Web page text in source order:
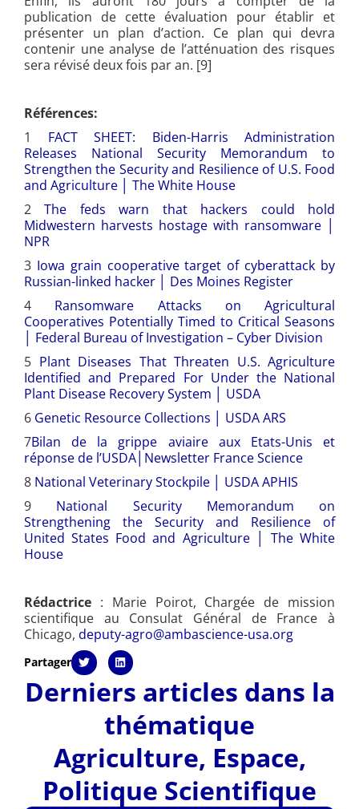
publication de cette évaluation pour établir et
présenter un plan d’action. Ce plan qui devra
contenir une analyse de l’atténuation des risques
sera révisé deux fois par an. [9]
Références:
1 FACT SHEET: Biden-Harris Administration
Releases National Security Memorandum to
Strengthen the Security and Resilience of U.S. Food
and Agriculture │ The White House
2The feds warn that hackers could hold
Midwestern harvests hostage with ransomware │
NPR
3 Iowa grain cooperative target of cyberattack by
Russian-linked hacker │ Des Moines Register
4 Ransomware Attacks on Agricultural
Cooperatives Potentially Timed to Critical Seasons
│ Federal Bureau of Investigation – Cyber Division
5 Plant Diseases That Threaten U.S. Agriculture
Identified and Prepared For Under the National
Plant Disease Recovery System │ USDA
6 Genetic Resource Collections │ USDA ARS
7Bilan de la grippe aviaire aux Etats-Unis et
réponse de l’USDA│Newsletter France Science
8 National Veterinary Stockpile │ USDA APHIS
9
National Security Memorandum on
Strengthening the Security and Resilience of
United States Food and Agriculture │ The White
House
Rédactrice : Marie Poirot, Chargée de mission
scientifique au Consulat Général de France à
Chicago, deputy-agro@ambascience-usa.org
Partager
Derniers articles dans la
thématique
Agriculture, Espace,
Politique Scientifique